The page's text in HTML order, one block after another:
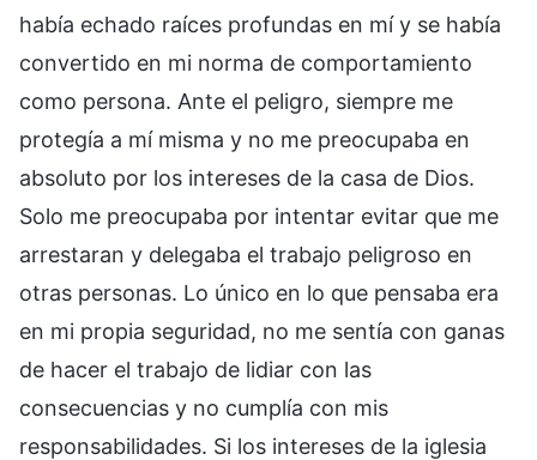
había echado raíces profundas en mí y se había
convertido en mi norma de comportamiento
como persona. Ante el peligro, siempre me
protegía a mí misma y no me preocupaba en
absoluto por los intereses de la casa de Dios.
Solo me preocupaba por intentar evitar que me
arrestaran y delegaba el trabajo peligroso en
otras personas. Lo único en lo que pensaba era
en mi propia seguridad, no me sentía con ganas
de hacer el trabajo de lidiar con las
consecuencias y no cumplía con mis
responsabilidades. Si los intereses de la iglesia